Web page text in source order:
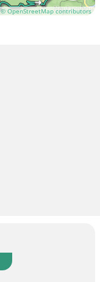
© OpenStreetMap contributors